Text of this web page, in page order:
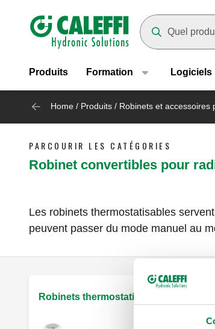
Header main navigation
Produits Formation Logiciels
Home / Produits / Robinets et accessoires
PARCOURIR LES CATÉGORIES
Robinet convertibles pour
Les robinets thermostatisables
peuvent passer du mode manuel au
Robinets thermostatisables, pour